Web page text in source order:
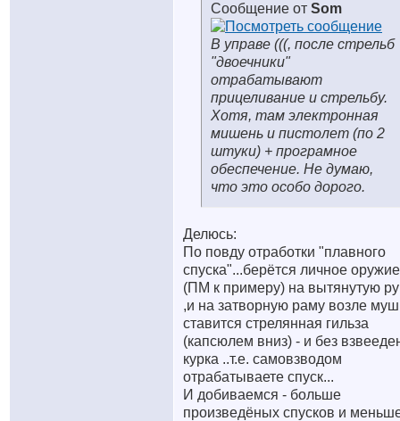
Сообщение от Som
В управе (((, после стрельб
"двоечники"
отрабатывают
прицеливание и стрельбу.
Хотя, там электронная
мишень и пистолет (по 2
штуки) + програмное
обеспечение. Не думаю,
что это особо дорого.
Делюсь:
По повду отработки "плавного
спуска"...берётся личное оружие
(ПМ к примеру) на вытянутую
,и на затворную раму возле
ставится стрелянная гильза
(капсюлем вниз) - и без
курка ..т.е. самовзводом
отрабатываете спуск...
И добиваемся - больше
произведёных спусков и